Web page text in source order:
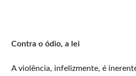
Contra o ódio, a lei
A violência, infelizmente, é